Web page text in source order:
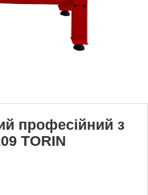
пpoфecійний з
TORIN